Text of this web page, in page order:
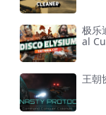
极乐
al
王朝